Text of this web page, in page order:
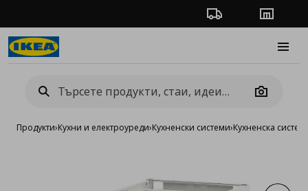
Проследяване на
Camera
Продукти›Кухни и електроуреди›Кухненски системи›Кухненска